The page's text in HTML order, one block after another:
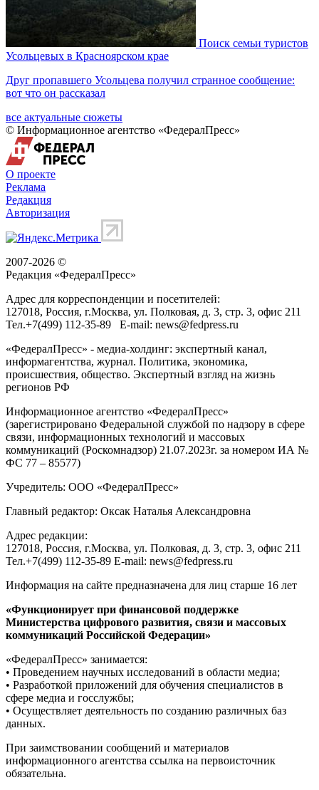
Поиск семьи туристов
Усольцевых в Красноярском крае
Друг пропавшего Усольцева получил странное сообщение:
вот что он рассказал
все актуальные сюжеты
© Информационное агентство «ФедералПресс»
О проекте
Реклама
Редакция
Авторизация
2007-2026 ©
Редакция «ФедералПресс»
Адрес для корреспонденции и посетителей:
127018, Россия, г.Москва, ул. Полковая, д. 3, стр. 3, офис 211
Тел.+7(499) 112-35-89 E-mail: news@fedpress.ru
«ФедералПресс» - медиа-холдинг: экспертный канал,
информагентства, журнал. Политика, экономика,
происшествия, общество. Экспертный взгляд на жизнь
регионов РФ
Информационное агентство «ФедералПресс»
(зарегистрировано Федеральной службой по надзору в сфере
связи, информационных технологий и массовых
коммуникаций (Роскомнадзор) 21.07.2023г. за номером ИА №
ФС 77 – 85577)
Учредитель: ООО «ФедералПресс»
Главный редактор: Оксак Наталья Александровна
Адрес редакции:
127018, Россия, г.Москва, ул. Полковая, д. 3, стр. 3, офис 211
Тел.+7(499) 112-35-89 E-mail: news@fedpress.ru
Информация на сайте предназначена для лиц старше 16 лет
«Функционирует при финансовой поддержке
Министерства цифрового развития, связи и массовых
коммуникаций Российской Федерации»
«ФедералПресс» занимается:
• Проведением научных исследований в области медиа;
• Разработкой приложений для обучения специалистов в
сфере медиа и госслужбы;
• Осуществляет деятельность по созданию различных баз
данных.
При заимствовании сообщений и материалов
информационного агентства ссылка на первоисточник
обязательна.